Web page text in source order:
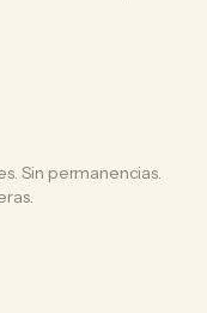
Sin permanencias.